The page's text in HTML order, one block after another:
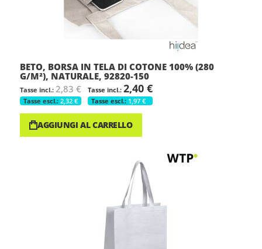
BETO, BORSA IN TELA DI COTONE 100% (280
G/M²), NATURALE, 92820-150
2,83 €
2,32 €
2,40 €
1,97 €
AGGIUNGI AL CARRELLO